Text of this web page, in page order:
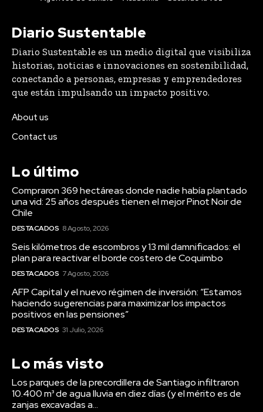
Diario Sustentable
Diario Sustentable es un medio digital que visibiliza
historias, noticias e innovaciones en sostenibilidad,
conectando a personas, empresas y emprendedores
que están impulsando un impacto positivo.
About us
Contact us
Lo último
Compraron 369 hectáreas donde nadie había plantado
una vid: 25 años después tienen el mejor Pinot Noir de
Chile
DESTACADOS 8 Agosto, 2026
Seis kilómetros de escombros y 13 mil damnificados: el
plan para reactivar el borde costero de Coquimbo
DESTACADOS 7 Agosto, 2026
AFP Capital y el nuevo régimen de inversión: “Estamos
haciendo sugerencias para maximizar los impactos
positivos en las pensiones”
DESTACADOS 31 Julio, 2026
Lo más visto
Los parques de la precordillera de Santiago infiltraron
10.400 m³ de agua lluvia en diez días (y el mérito es de
zanjas excavadas a...